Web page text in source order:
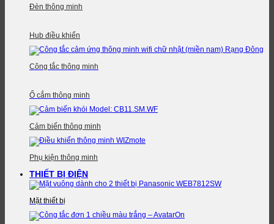
Đèn thông minh
Hub điều khiển
Công tắc thông minh
Ổ cắm thông minh
Cảm biến thông minh
Phụ kiện thông minh
THIẾT BỊ ĐIỆN
Mặt thiết bị